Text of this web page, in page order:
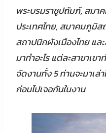
พระบรมราชูปถัมภ์, สม
ประเทศไทย, สมาคมภูมิ
สถาปนิกผังเมืองไทย แล
มาทำอะไร แต่ละสาขาเข
จัดงานทั้ง 5 ท่านจะมาเ
ก่อนไปเจอกันในงาน